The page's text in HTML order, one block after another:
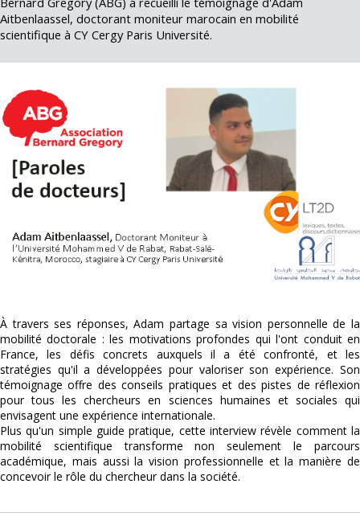
Aitbenlaassel, doctorant moniteur marocain en mobilité
scientifique à CY Cergy Paris Université.
À travers ses réponses, Adam partage sa vision personnelle de la
mobilité doctorale : les motivations profondes qui l'ont conduit en
France, les défis concrets auxquels il a été confronté, et les
stratégies qu'il a développées pour valoriser son expérience. Son
témoignage offre des conseils pratiques et des pistes de réflexion
pour tous les chercheurs en sciences humaines et sociales qui
envisagent une expérience internationale.
Plus qu'un simple guide pratique, cette interview révèle comment la
mobilité scientifique transforme non seulement le parcours
académique, mais aussi la vision professionnelle et la manière de
concevoir le rôle du chercheur dans la société.